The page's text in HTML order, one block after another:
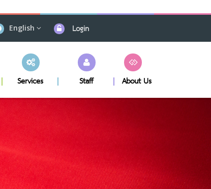
English Login
Services Staff About Us